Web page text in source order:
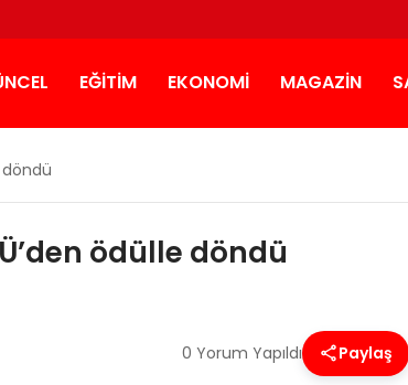
EĞITIM EKONOMI MAGAZIN
ödülle döndü
0 Yorum Yapıldı Paylaş